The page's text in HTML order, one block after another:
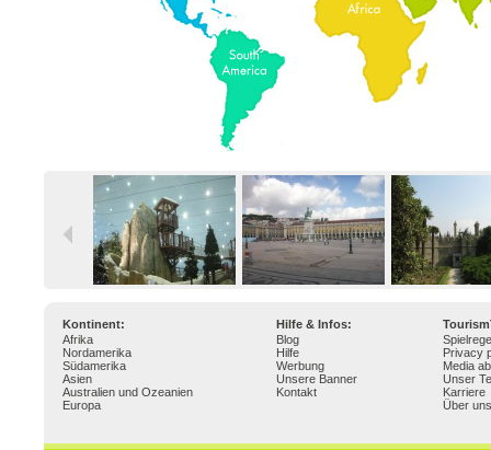
Kontinent: Hilfe & Infos:
Afrika
Nordamerika
Südamerika
Asien
Australien und Ozeanien
Europa
Blog
Hilfe
Werbung
Unsere Banner
Kontakt
Privacy
Media
Unser
Karriere
Über uns